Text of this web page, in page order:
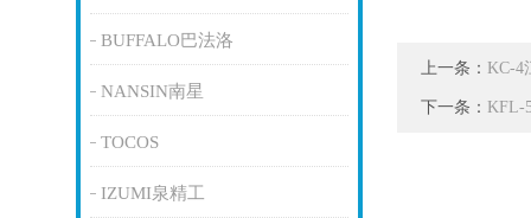
BUFFALO巴法洛
NANSIN南星
TOCOS
IZUMI泉精工
上一条： KC-4
下一条： KFL-